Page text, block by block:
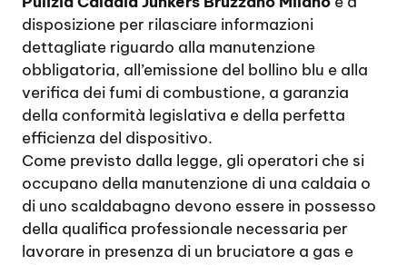
disposizione per rilasciare informazioni
dettagliate riguardo alla manutenzione
obbligatoria, all’emissione del bollino blu e alla
verifica dei fumi di combustione, a garanzia
della conformità legislativa e della perfetta
efficienza del dispositivo.
Come previsto dalla legge, gli operatori che si
occupano della manutenzione di una caldaia o
di uno scaldabagno devono essere in possesso
della qualifica professionale necessaria per
lavorare in presenza di un bruciatore a gas e